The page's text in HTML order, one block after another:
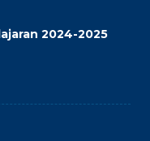
2024-2025